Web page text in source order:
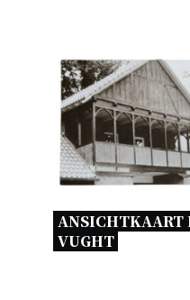
ANSICHTKAART
VUGHT